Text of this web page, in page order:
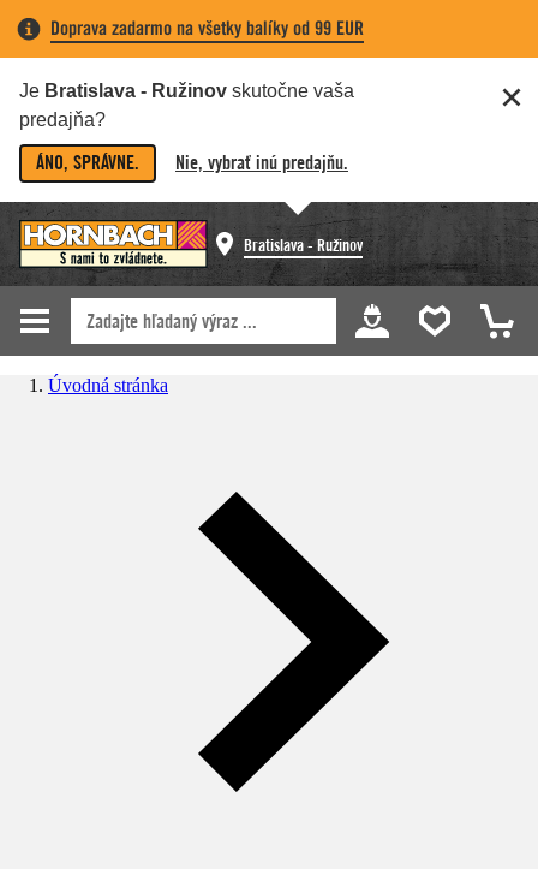
Doprava zadarmo na všetky balíky od 99 EUR
Je Bratislava - Ružinov skutočne vaša
predajňa?
ÁNO, SPRÁVNE. Nie, vybrať inú predajňu.
Bratislava - Ružinov
Úvodná stránka